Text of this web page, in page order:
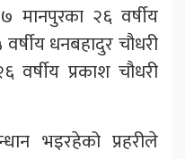
मानपुरका २६ वर्षीय
धनबहादुर चौधरी
वर्षीय प्रकाश चौधरी
भइरहेको प्रहरीले